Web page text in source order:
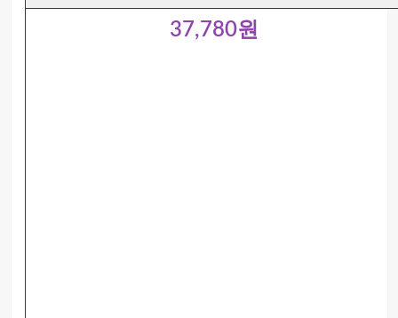
37,780원